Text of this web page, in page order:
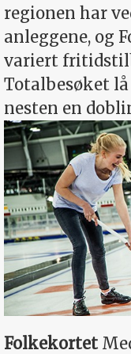
regionen har
anleggene, og
variert
Totalbesøket lå
nesten en
Folkekortet